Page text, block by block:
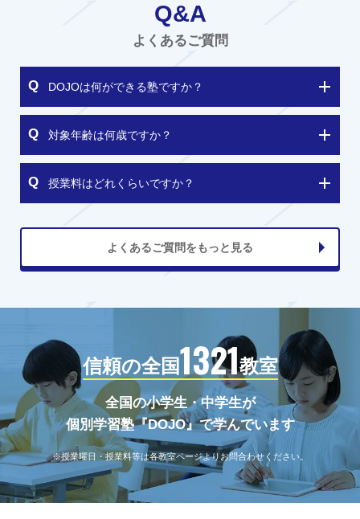
Q&A
よくあるご質問
DOJOは何ができる塾ですか？
対象年齢は何歳ですか？
授業料はどれくらいですか？
よくあるご質問をもっと見る
信頼の全国1321教室
全国の小学生・中学生が
個別学習塾『DOJO』で学んでいます
※授業曜日・授業料等は各教室ページよりお問合わせください。